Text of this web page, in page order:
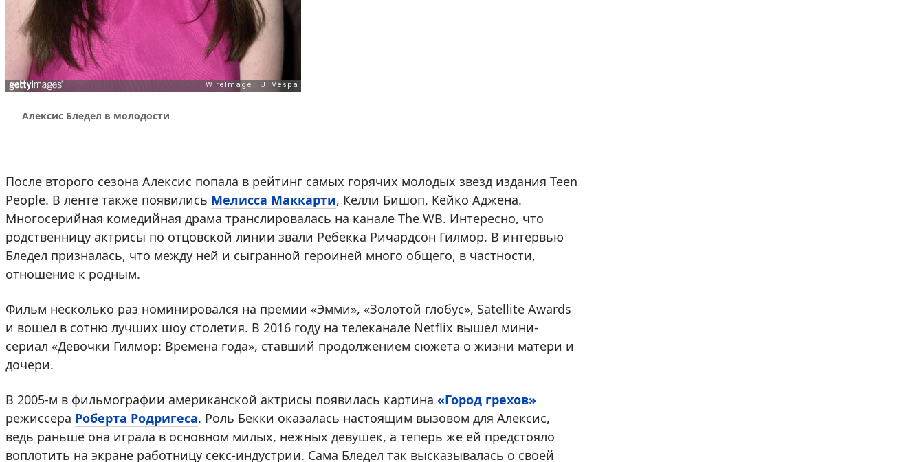
Алексис Бледел в молодости
После второго сезона Алексис попала в рейтинг самых горячих молодых звезд издания Teen
People. В ленте также появились Мелисса Маккарти, Келли Бишоп, Кейко Аджена.
Многосерийная комедийная драма транслировалась на канале The WB. Интересно, что
родственницу актрисы по отцовской линии звали Ребекка Ричардсон Гилмор. В интервью
Бледел призналась, что между ней и сыгранной героиней много общего, в частности,
отношение к родным.
Фильм несколько раз номинировался на премии «Эмми», «Золотой глобус», Satellite Awards
и вошел в сотню лучших шоу столетия. В 2016 году на телеканале Netflix вышел мини-
сериал «Девочки Гилмор: Времена года», ставший продолжением сюжета о жизни матери и
дочери.
В 2005-м в фильмографии американской актрисы появилась картина «Город грехов»
режиссера Роберта Родригеса. Роль Бекки оказалась настоящим вызовом для Алексис,
ведь раньше она играла в основном милых, нежных девушек, а теперь же ей предстояло
воплотить на экране работницу секс-индустрии. Сама Бледел так высказывалась о своей